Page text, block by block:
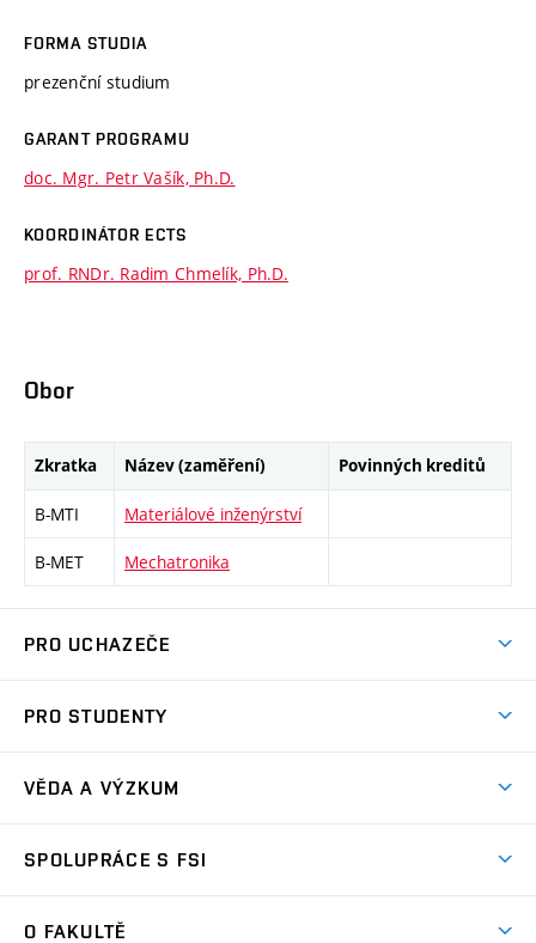
FORMA STUDIA
prezenční studium
GARANT PROGRAMU
doc. Mgr. Petr Vašík, Ph.D.
KOORDINÁTOR ECTS
prof. RNDr. Radim Chmelík, Ph.D.
Obor
Zkratka Název (zaměření) Povinných kreditů
B-MTI Materiálové inženýrství
B-MET Mechatronika
PRO UCHAZEČE
Ambasadoři studia
Zápisy
PRO STUDENTY
Studijní předpisy
Pro prváky
VĚDA A VÝZKUM
Oblasti výzkumu
SPOLUPRÁCE S FSI
O FAKULTĚ